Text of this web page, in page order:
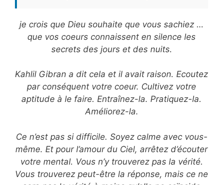
je crois que Dieu souhaite que vous sachiez …
que vos coeurs connaissent en silence les
secrets des jours et des nuits.
Kahlil Gibran a dit cela et il avait raison. Ecoutez
par conséquent votre coeur. Cultivez votre
aptitude à le faire. Entraînez-la. Pratiquez-la.
Améliorez-la.
Ce n’est pas si difficile. Soyez calme avec vous-
même. Et pour l’amour du Ciel, arrêtez d’écouter
votre mental. Vous n’y trouverez pas la vérité.
Vous trouverez peut-être la réponse, mais ce ne